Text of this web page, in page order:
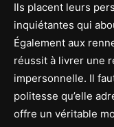
Ils placent leurs
inquiétantes qui
Également aux
réussit à livrer une
impersonnelle. Il
politesse qu’elle
offre un véritable